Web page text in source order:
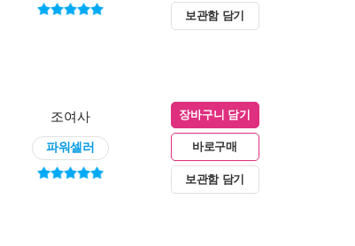
보관함 담기
조여사
파워셀러
장바구니 담기
바로구매
보관함 담기